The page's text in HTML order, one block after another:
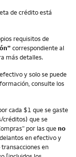
de crédito está
requisitos de
correspondiente al
más detalles.
y solo se puede
consulte los
cada $1 que se gaste
créditos) que se
por las queno
en efectivo y
en